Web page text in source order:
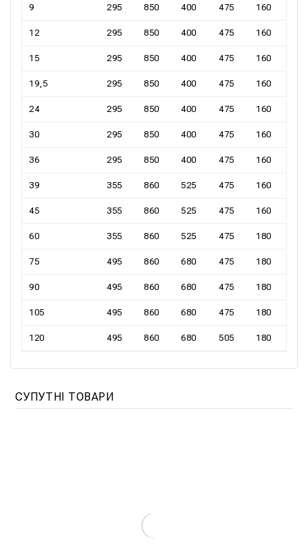
9 295 850 400 475 160
12 295 850 400 475 160
15 295 850 400 475 160
19,5 295 850 400 475 160
24 295 850 400 475 160
30 295 850 400 475 160
36 295 850 400 475 160
39 355 860 525 475 160
45 355 860 525 475 160
60 355 860 525 475 180
75 495 860 680 475 180
90 495 860 680 475 180
105 495 860 680 475 180
120 495 860 680 505 180
СУПУТНІ ТОВАРИ